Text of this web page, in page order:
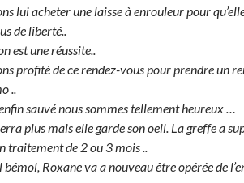
lui acheter une laisse à enrouleur pour
de liberté..
est une réussite..
profité de ce rendez-vous pour prendre un
..
enfin sauvé nous sommes tellement heureux …
plus mais elle garde son oeil. La greffe a
traitement de 2 ou 3 mois ..
bémol, Roxane va a nouveau être opérée de